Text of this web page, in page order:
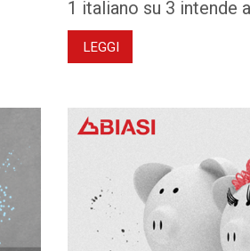
1 italiano su 3 intende
LEGGI